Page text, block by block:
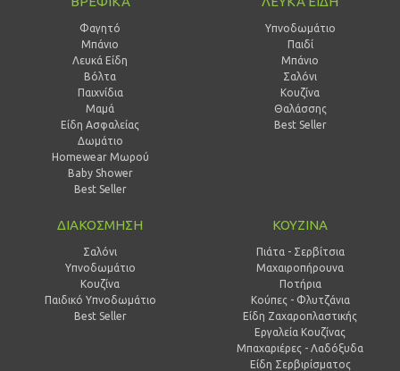
Φαγητό
Μπάνιο
Λευκά Είδη
Βόλτα
Παιχνίδια
Μαμά
Είδη Ασφαλείας
Δωμάτιο
Homewear Μωρού
Baby Shower
Best Seller
Υπνοδωμάτιο
Παιδί
Mπάνιο
Σαλόνι
Κουζίνα
Θαλάσσης
Best Seller
ΔΙΑΚΟΣΜΗΣΗ
Σαλόνι
Υπνοδωμάτιο
Κουζίνα
Παιδικό Υπνοδωμάτιο
Best Seller
ΚΟΥΖΙΝΑ
Πιάτα - Σερβίτσια
Μαχαιροπήρουνα
Ποτήρια
Κούπες - Φλυτζάνια
Είδη Ζαχαροπλαστικής
Εργαλεία Κουζίνας
Μπαχαριέρες - Λαδόξυδα
Είδη Σερβιρίσματος